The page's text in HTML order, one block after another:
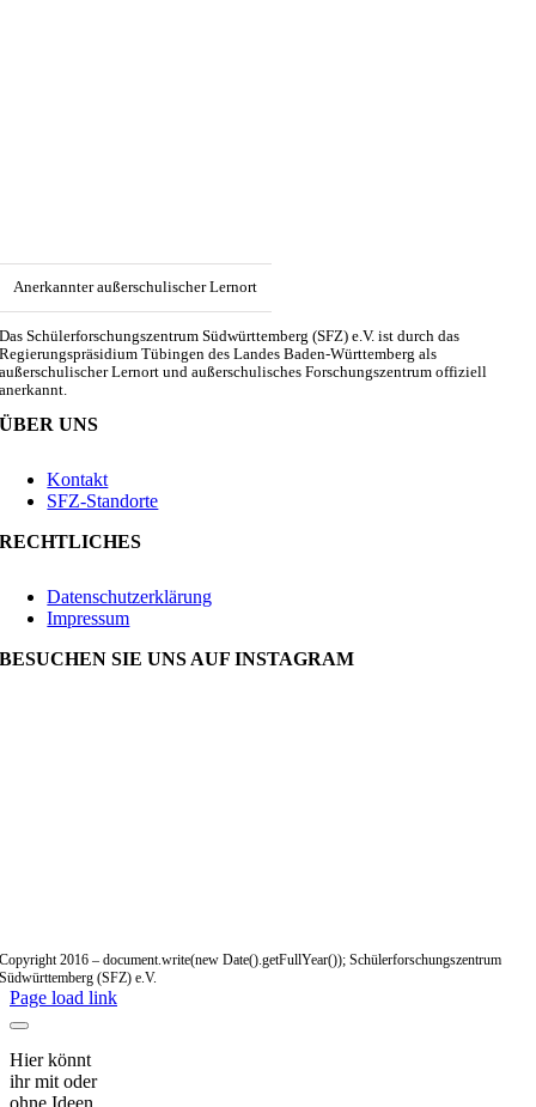
Anerkannter außerschulischer Lernort
Das Schülerforschungszentrum Südwürttemberg (SFZ) e.V. ist durch das
Regierungspräsidium Tübingen des Landes Baden-Württemberg als
außerschulischer Lernort und außerschulisches Forschungszentrum offiziell
anerkannt.
ÜBER UNS
Kontakt
SFZ-Standorte
RECHTLICHES
Datenschutzerklärung
Impressum
BESUCHEN SIE UNS AUF INSTAGRAM
Copyright 2016 – document.write(new Date().getFullYear()); Schülerforschungszentrum
Südwürttemberg (SFZ) e.V.
Page load link
Hier könnt
ihr mit oder
ohne Ideen,